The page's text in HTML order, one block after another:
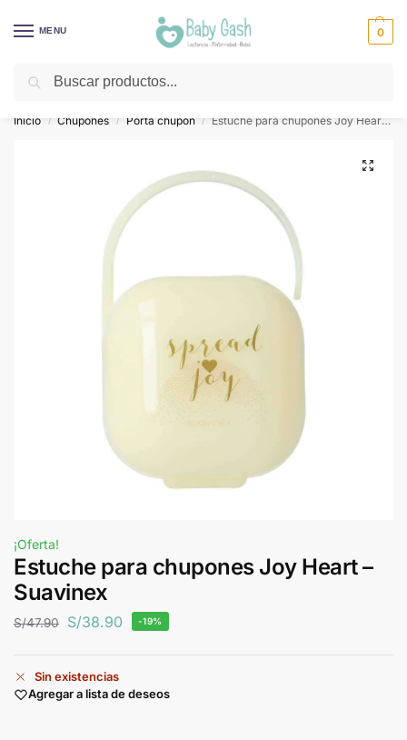
MENU 0
¡Descuentos todos los días! ⚡ Baby Gash
Inicio / Chupones / Porta chupón / Estuche para chupones Joy Heart – Suavinex
¡Oferta!
Estuche para chupones Joy Heart –
Suavinex
S/47.90 S/38.90 -19%
Sin existencias
Agregar a lista de deseos